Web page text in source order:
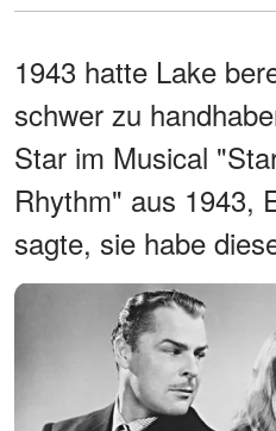
1943 hatte Lake
schwer zu
Star im Musical
Rhythm" aus 1943,
sagte, sie habe